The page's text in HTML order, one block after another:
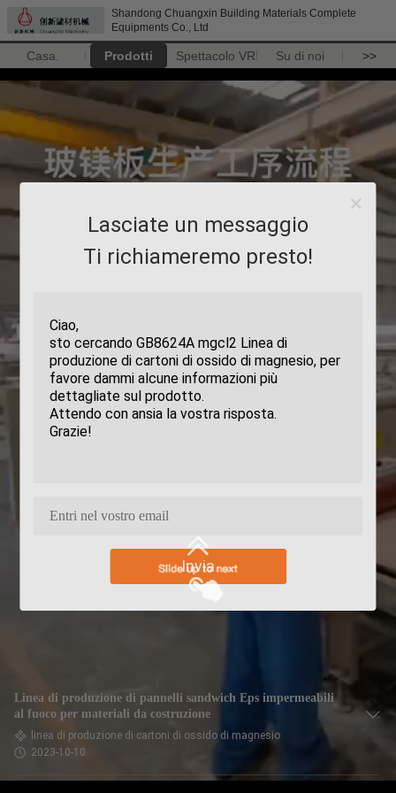
Shandong Chuangxin Building Materials Complete
Equipments Co., Ltd
Casa. Prodotti Spettacolo VR Su di noi >>
Lasciate un messaggio
Ti richiameremo presto!
Invia
Linea di produzione di pannelli sandwich Eps impermeabili
al fuoco per materiali da costruzione
linea di produzione di cartoni di ossido di magnesio
2023-10-10